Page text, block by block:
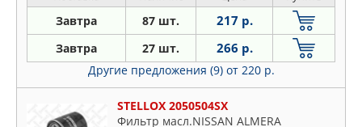
Завтра 87 шт. 217 р.
Завтра 27 шт. 266 р.
Другие предложения (9) от 220 р.
STELLOX 2050504SX
Фильтр масл.NISSAN ALMERA